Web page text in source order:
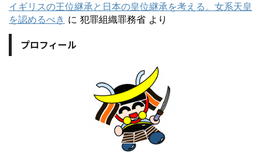
イギリスの王位継承と日本の皇位継承を考える。女系天皇
を認めるべき に 犯罪組織罪務省 より
プロフィール